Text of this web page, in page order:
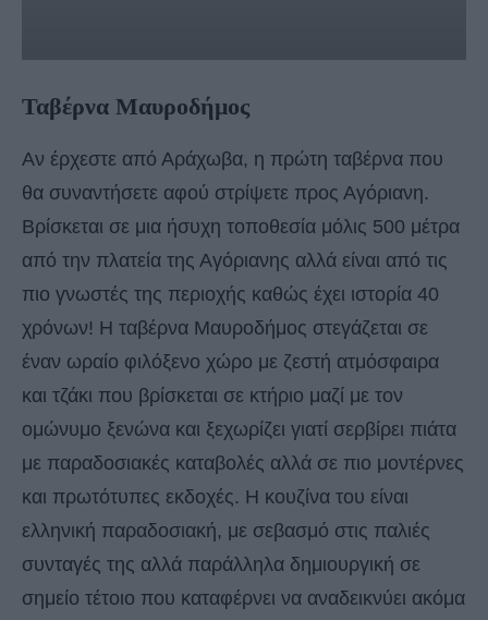
Ταβέρνα Μαυροδήμος
Αν έρχεστε από Αράχωβα, η πρώτη ταβέρνα που
θα συναντήσετε αφού στρίψετε προς Αγόριανη.
Βρίσκεται σε μια ήσυχη τοποθεσία μόλις 500 μέτρα
από την πλατεία της Αγόριανης αλλά είναι από τις
πιο γνωστές της περιοχής καθώς έχει ιστορία 40
χρόνων! Η ταβέρνα Μαυροδήμος στεγάζεται σε
έναν ωραίο φιλόξενο χώρο με ζεστή ατμόσφαιρα
και τζάκι που βρίσκεται σε κτήριο μαζί με τον
ομώνυμο ξενώνα και ξεχωρίζει γιατί σερβίρει πιάτα
με παραδοσιακές καταβολές αλλά σε πιο μοντέρνες
και πρωτότυπες εκδοχές. Η κουζίνα του είναι
ελληνική παραδοσιακή, με σεβασμό στις παλιές
συνταγές της αλλά παράλληλα δημιουργική σε
σημείο τέτοιο που καταφέρνει να αναδεικνύει ακόμα